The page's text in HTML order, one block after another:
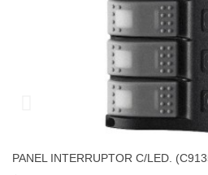
FAVORITO
PANEL INTERRUPTOR C/LED.